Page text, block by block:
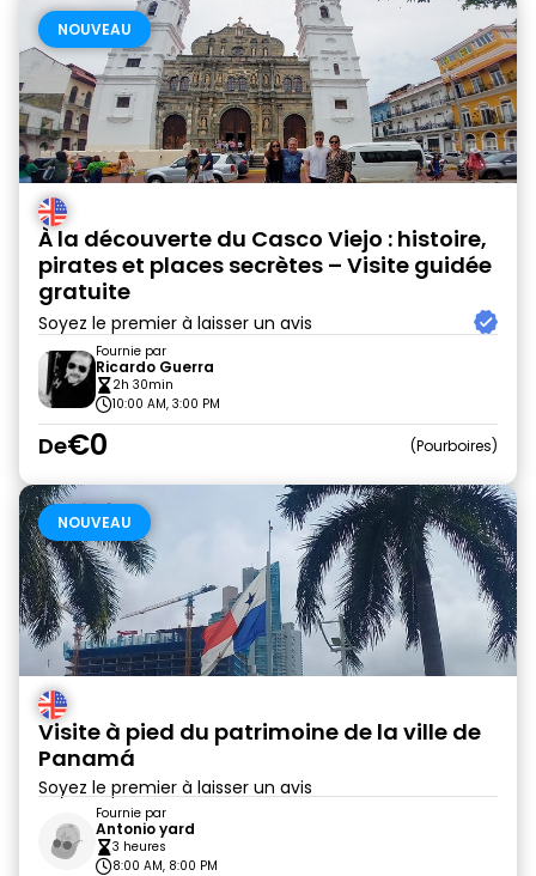
NOUVEAU
À la découverte du Casco Viejo : histoire,
pirates et places secrètes – Visite guidée
gratuite
Soyez le premier à laisser un avis
Fournie par
Ricardo Guerra
2h 30min
10:00 AM, 3:00 PM
De€0 Pourboires
NOUVEAU
Visite à pied du patrimoine de la ville de
Panamá
Soyez le premier à laisser un avis
Fournie par
Antonio yard
3 heures
8:00 AM, 8:00 PM